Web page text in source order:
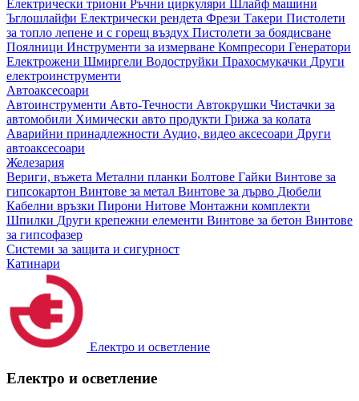
Електрически триони Ръчни циркуляри
Шлайф машини
Ъглошлайфи Електрически рендета Фрези Такери Пистолети
за топло лепене и с горещ въздух Пистолети за боядисване
Поялници Инструменти за измерване Компресори Генератори
Електрожени Шмиргели Водоструйки Прахосмукачки Други
електроинструменти
Автоаксесоари
Автоинструменти Авто-Течности Автокрушки Чистачки за
автомобили Химически авто продукти Грижа за колата
Аварийни принадлежности Аудио, видео аксесоари Други
автоаксесоари
Железария
Вериги, въжета Метални планки Болтове Гайки Винтове за
гипсокартон Винтове за метал Винтове за дърво Дюбели
Кабелни връзки Пирони Нитове Монтажни комплекти
Шпилки Други крепежни елементи Винтове за бетон Винтове
за гипсофазер
Системи за защита и сигурност
Катинари
Електро и осветление
Електро и осветление